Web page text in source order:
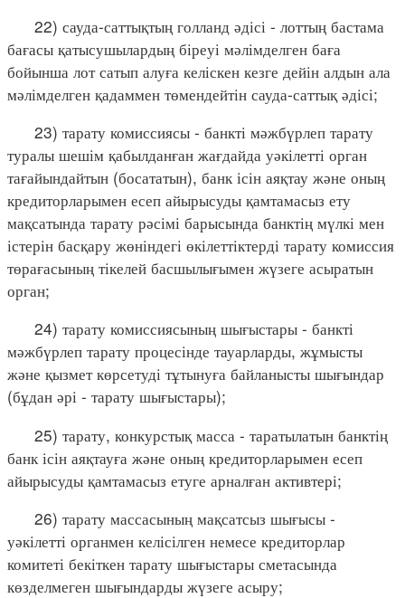
22) сауда-саттықтың голланд әдісі - лоттың бастама
бағасы қатысушылардың біреуі мәлімделген баға
бойынша лот сатып алуға келіскен кезге дейін алдын ала
мәлімделген қадаммен төмендейтін сауда-саттық әдісі;
23) тарату комиссиясы - банкті мәжбүрлеп тарату
туралы шешім қабылданған жағдайда уәкілетті орган
тағайындайтын (босататын), банк ісін аяқтау және оның
кредиторларымен есеп айырысуды қамтамасыз ету
мақсатында тарату рәсімі барысында банктің мүлкі мен
істерін басқару жөніндегі өкілеттіктерді тарату комиссия
төрағасының тікелей басшылығымен жүзеге асыратын
орган;
24) тарату комиссиясының шығыстары - банкті
мәжбүрлеп тарату процесінде тауарларды, жұмысты
және қызмет көрсетуді тұтынуға байланысты шығындар
(бұдан әрі - тарату шығыстары);
25) тарату, конкурстық масса - таратылатын банктің
банк ісін аяқтауға және оның кредиторларымен есеп
айырысуды қамтамасыз етуге арналған активтері;
26) тарату массасының мақсатсыз шығысы -
уәкілетті органмен келісілген немесе кредиторлар
комитеті бекіткен тарату шығыстары сметасында
көзделмеген шығындарды жүзеге асыру;